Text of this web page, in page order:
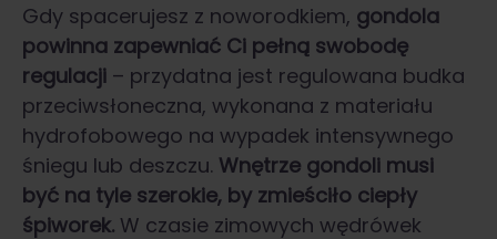
Gdy spacerujesz z noworodkiem, gondola
powinna zapewniać Ci pełną swobodę
regulacji – przydatna jest regulowana budka
przeciwsłoneczna, wykonana z materiału
hydrofobowego na wypadek intensywnego
śniegu lub deszczu. Wnętrze gondoli musi
być na tyle szerokie, by zmieściło ciepły
śpiworek. W czasie zimowych wędrówek